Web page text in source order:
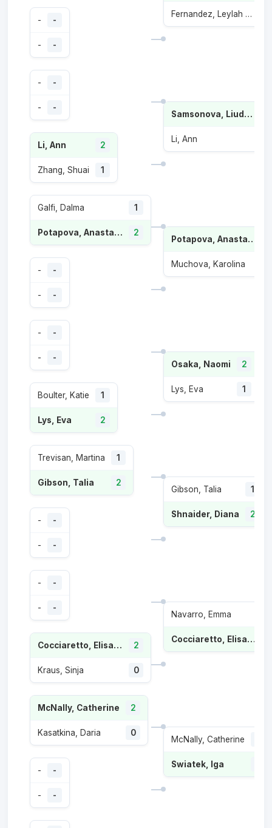
- -
- -
- -
- -
Li, Ann 2
Zhang, Shuai 1
Galfi, Dalma 1
Potapova, Anastasia 2
- -
- -
- -
- -
Boulter, Katie 1
Lys, Eva 2
Trevisan, Martina 1
Gibson, Talia 2
- -
- -
- -
- -
Cocciaretto, Elisabetta 2
Kraus, Sinja 0
McNally, Catherine 2
Kasatkina, Daria 0
- -
- -
Fernandez, Leylah Annie
Samsonova, Liudmila
Li, Ann
Potapova, Anastasia
Muchova, Karolina
Osaka, Naomi 2
Lys, Eva 1
Gibson, Talia 1
Shnaider, Diana 2
Navarro, Emma
Cocciaretto, Elisabetta
McNally, Catherine
Swiatek, Iga